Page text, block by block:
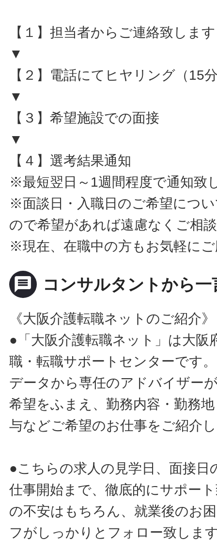
【１】担当者からご連絡致します
▼
【２】電話にてヒヤリング（15
▼
【３】希望施設での面接
▼
【４】選考結果通知
※最短翌日～1週間程度で通知致
※面談日・入職日のご希望につ
ので希望があれば遠慮なくご相
※現在、在職中の方もお気軽に
message コンサルタントから一
《大阪介護転職ネットのご紹介》
●「大阪介護転職ネット」は大阪
職・転職サポートセンターです
データから専任のアドバイザー
希望をふまえ、勤務内容・勤務
与などご希望のお仕事をご紹介
●こちらの求人の見学日、面接日
仕事開始まで、徹底的にサポー
の不安はもちろん、就業後のお
フがしっかりとフォロー致しま